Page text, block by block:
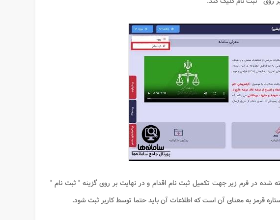
شده در فرم زیر جهت تکمیل ثبت نام اقدام و در نهایت بر روی گزینه " ثبت نام "
قرمز به معنای آن است که اطلاعات آن باید حتما توسط کاربر ثبت شود.